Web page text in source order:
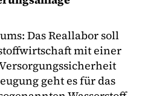
Das Reallabor soll
mit einer
geht es für das